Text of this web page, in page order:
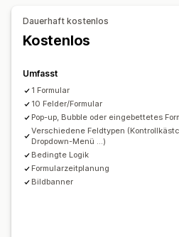
Drag-&-Drop-Editor
Benutzerdefinierte Felder
Bedingte Logik
Datenmanagement
Automatische Synchronisierung
Formulargrenzen Verlauf
Zuordnung
Verwaltung von Einreichungen
E-Mail
Datenexport Analysen
CAPTCHA
Dauerhaft kostenlos
Kostenlos
Umfasst
1 Formular
10 Felder/Formular
Pop-up, Bubble oder eingebettetes
Verschiedene Feldtypen
Dropdown-Menü ...)
Bedingte Logik
Formularzeitplanung
Bildbanner